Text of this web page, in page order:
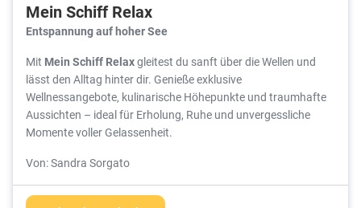
Mein Schiff Relax
Entspannung auf hoher See
Mit Mein Schiff Relaxgleitest du sanft über die Wellen und
lässt den Alltag hinter dir. Genieße exklusive
Wellnessangebote, kulinarische Höhepunkte und traumhafte
Aussichten – ideal für Erholung, Ruhe und unvergessliche
Momente voller Gelassenheit.
Von: Sandra Sorgato